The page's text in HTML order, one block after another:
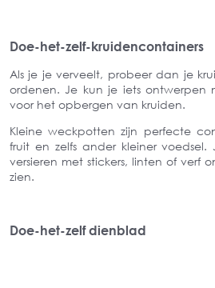
Doe-het-zelf-kruidencontainers
Als je je verveelt, probeer dan je
ordenen. Je kun je iets ontwerpen
voor het opbergen van kruiden.
Kleine weckpotten zijn perfecte
fruit en zelfs ander kleiner
versieren met stickers, linten of verf
zien.
Doe-het-zelf dienblad